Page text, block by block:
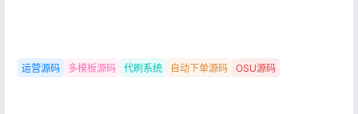
运营源码 多模板源码 代刷系统 自动下单源码 OSU源码